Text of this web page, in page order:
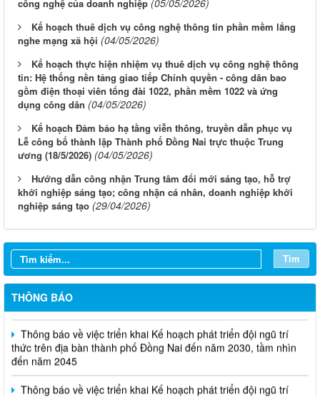
công nghệ của doanh nghiệp (05/05/2026)
Kế hoạch thuê dịch vụ công nghệ thông tin phần mềm lắng
nghe mạng xã hội (04/05/2026)
Kế hoạch thực hiện nhiệm vụ thuê dịch vụ công nghệ thông
tin: Hệ thống nền tảng giao tiếp Chính quyền - công dân bao
gồm điện thoại viên tổng đài 1022, phần mềm 1022 và ứng
dụng công dân (04/05/2026)
Kế hoạch Đảm bảo hạ tầng viễn thông, truyền dẫn phục vụ
Lễ công bố thành lập Thành phố Đồng Nai trực thuộc Trung
ương (18/5/2026) (04/05/2026)
Hướng dẫn công nhận Trung tâm đổi mới sáng tạo, hỗ trợ
khởi nghiệp sáng tạo; công nhận cá nhân, doanh nghiệp khởi
nghiệp sáng tạo (29/04/2026)
Tìm
THÔNG BÁO
nhiệm vụ khoa học và công nghệ cấp thành phố sử dụng ngân
sách nhà nước đặt hàng thực hiện năm 2026 (đợt 1) lần 3
Thông báo Kế hoạch mở hồ sơ tham gia Tuyển chọn tổ chức và
cá nhân chủ trì thực hiện nhiệm vụ khoa học và công nghệ thực
hiện năm 2026 (đợt 1) lần 2
Thông báo về việc triển khai Kế hoạch phát triển đội ngũ trí
thức trên địa bàn thành phố Đồng Nai đến năm 2030, tầm nhìn
đến năm 2045
Thông báo về việc triển khai Kế hoạch phát triển đội ngũ trí